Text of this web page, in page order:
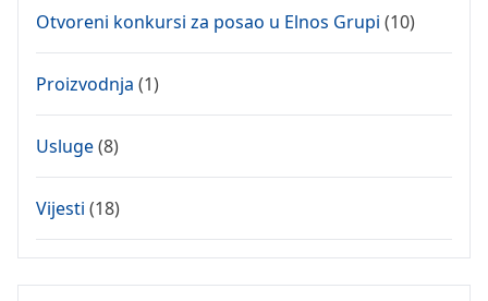
Otvoreni konkursi za posao u Elnos Grupi (10)
Proizvodnja (1)
Usluge(8)
Vijesti (18)